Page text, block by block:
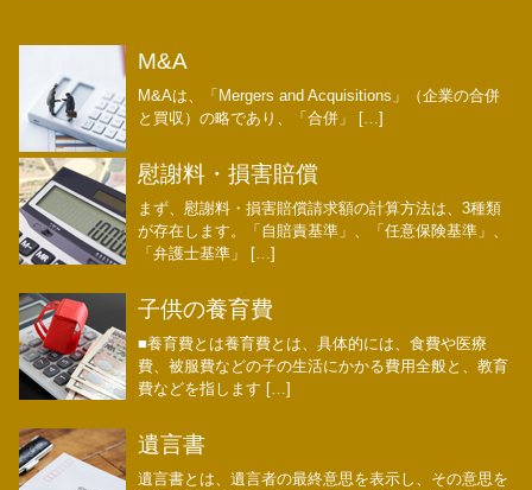
M&A
M&Aは、「Mergers and Acquisitions」（企業の合併
と買収）の略であり、「合併」 […]
慰謝料・損害賠償
まず、慰謝料・損害賠償請求額の計算方法は、3種類
が存在します。「自賠責基準」、「任意保険基準」、
「弁護士基準」 […]
子供の養育費
■養育費とは養育費とは、具体的には、食費や医療
費、被服費などの子の生活にかかる費用全般と、教育
費などを指します […]
遺言書
遺言書とは、遺言者の最終意思を表示し、その意思を